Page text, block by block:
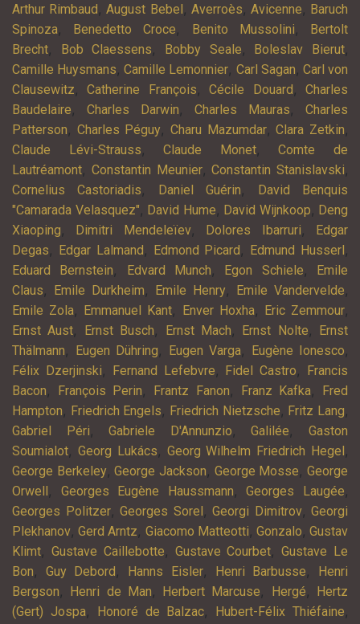
Arthur Rimbaud ,August Bebel , Averroès, Avicenne, Baruch
Spinoza, Benedetto Croce, Benito Mussolini,
Bertolt
Brecht, Bob Claessens, Bobby Seale, Boleslav Bierut,
Camille Huysmans,Camille Lemonnier, Carl Sagan, Carl von
Clausewitz,Catherine François,Cécile Douard ,Charles
Baudelaire, Charles Darwin, Charles Mauras, Charles
Patterson, Charles Péguy,Charu Mazumdar,Clara Zetkin,
Claude Lévi-Strauss,Claude Monet,Comte de
Lautréamont, Constantin Meunier,Constantin Stanislavski,
Cornelius Castoriadis, Daniel Guérin,
David Benquis
"Camarada Velasquez", David Hume, David Wijnkoop, Deng
Xiaoping, Dimitri Mendeleïev, Dolores Ibarruri,
Edgar
Degas, Edgar Lalmand , Edmond Picard , Edmund Husserl ,
Eduard Bernstein, Edvard Munch, Egon Schiele,
Emile
Claus, Emile Durkheim, Emile Henry, Emile Vandervelde,
Emile Zola, Emmanuel Kant, Enver Hoxha, Eric Zemmour,
Ernst Aust, Ernst Busch, Ernst Mach, Ernst Nolte,
Ernst
Thälmann, Eugen Dühring, Eugen Varga, Eugène Ionesco,
Félix Dzerjinski, Fernand Lefebvre, Fidel Castro,
Francis
Bacon, François Perin, Frantz Fanon, Franz Kafka,
Fred
Hampton, Friedrich Engels, Friedrich Nietzsche, Fritz Lang,
Gabriel Péri,Gabriele D'Annunzio,Galilée,Gaston
Soumialot, Georg Lukács, Georg Wilhelm Friedrich Hegel ,
George Berkeley,George Jackson, George Mosse,George
Orwell , Georges Eugène Haussmann,Georges Laugée,
Georges Politzer, Georges Sorel , Georgi Dimitrov, Georgi
Plekhanov,Gerd Arntz, Giacomo Matteotti, Gonzalo,Gustav
Klimt, Gustave Caillebotte, Gustave Courbet,Gustave Le
Bon, Guy Debord , Hanns Eisler, Henri Barbusse,
Henri
Bergson, Henri de Man, Herbert Marcuse, Hergé,
Hertz
(Gert) Jospa, Honoré de Balzac, Hubert-Félix Thiéfaine,